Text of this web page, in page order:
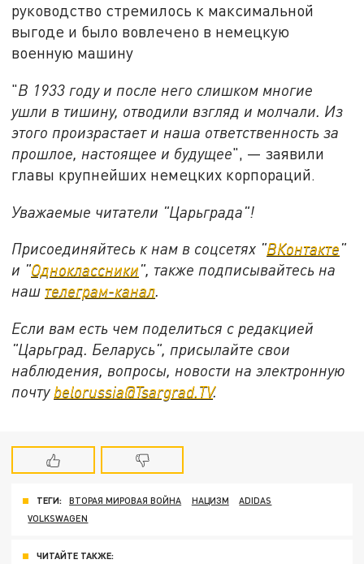
руководство стремилось к максимальной
выгоде и было вовлечено в немецкую
военную машину
"В 1933 году и после него слишком многие
ушли в тишину, отводили взгляд и молчали. Из
этого произрастает и наша ответственность за
прошлое, настоящее и будущее", — заявили
главы крупнейших немецких корпораций.
Уважаемые читатели "Царьграда"!
Присоединяйтесь к нам в соцсетях "ВКонтакте"
и "Одноклассники", также подписывайтесь на
наш телеграм-канал.
Если вам есть чем поделиться с редакцией
"Царьград. Беларусь", присылайте свои
наблюдения, вопросы, новости на электронную
почту belorussia@Tsargrad.TV.
ТЕГИ: ВТОРАЯ МИРОВАЯ ВОЙНА НАЦИЗМ
ADIDAS
VOLKSWAGEN
ЧИТАЙТЕ ТАКЖЕ: